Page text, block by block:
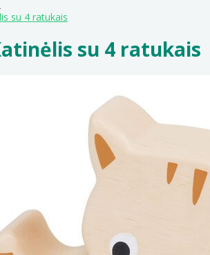
su 4 ratukais
su 4 ratukais